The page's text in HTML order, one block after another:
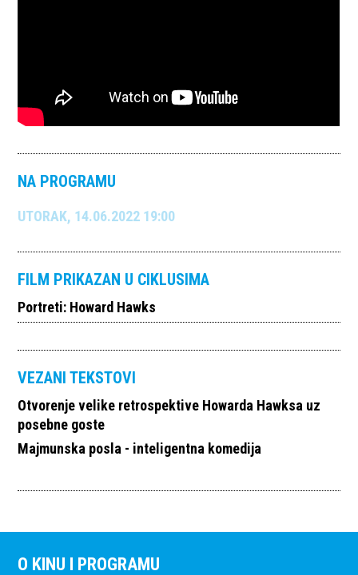
NA PROGRAMU
UTORAK, 14.06.2022 19:00
FILM PRIKAZAN U CIKLUSIMA
Portreti: Howard Hawks
VEZANI TEKSTOVI
Otvorenje velike retrospektive Howarda Hawksa uz
posebne goste
Majmunska posla - inteligentna komedija
O KINU I PROGRAMU